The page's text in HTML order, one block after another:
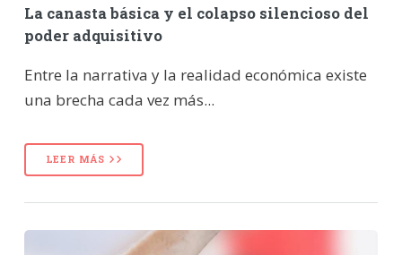
La canasta básica y el colapso silencioso del
poder adquisitivo
Entre la narrativa y la realidad económica existe
una brecha cada vez más...
LEER MÁS